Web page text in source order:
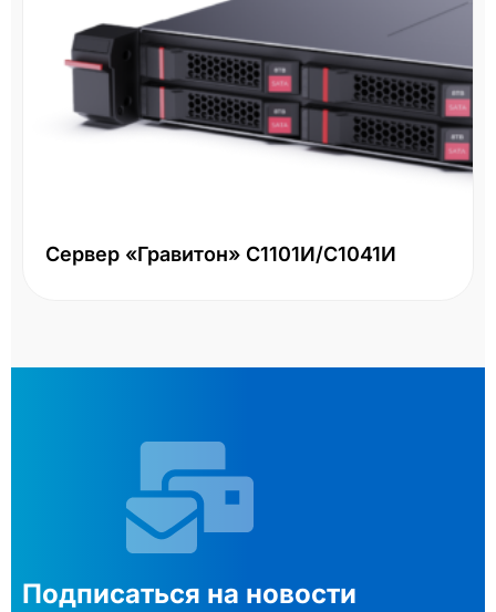
Сервер «Гравитон» С1101И/С1041И
Подписаться на новости